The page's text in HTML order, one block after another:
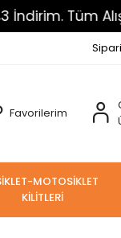
Tüm
Favorilerim
MOTOSİKLET
KİLİTLERİ